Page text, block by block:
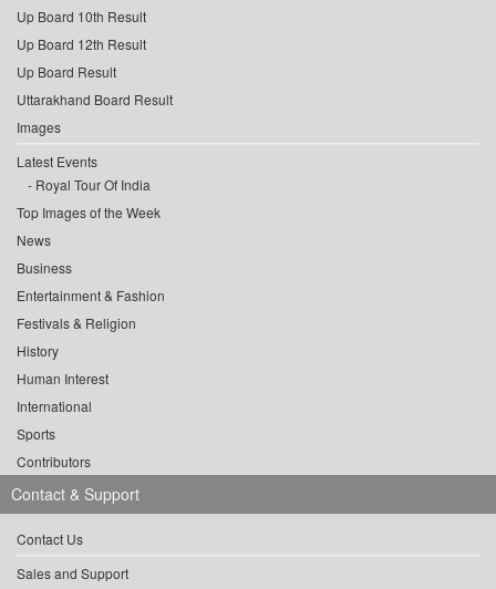
Up Board 10th Result
Up Board 12th Result
Up Board Result
Uttarakhand Board Result
Images
Latest Events
Royal Tour Of India
Top Images of the Week
News
Business
Entertainment & Fashion
Festivals & Religion
History
Human Interest
International
Sports
Contributors
Contact & Support
Contact Us
Sales and Support